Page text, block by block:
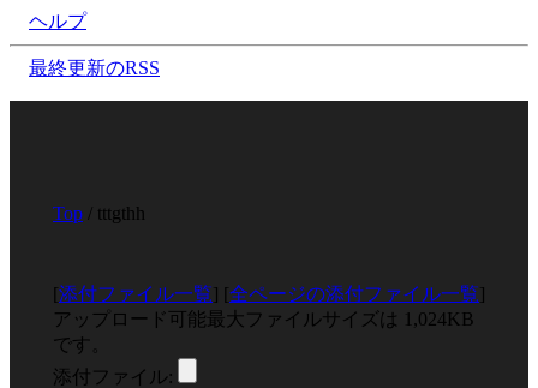
ヘルプ
最終更新のRSS
Top / tttgthh
[添付ファイル一覧] [全ページの添付ファイル一覧]
アップロード可能最大ファイルサイズは 1,024KB
です。
添付ファイル: